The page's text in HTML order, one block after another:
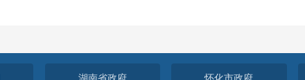
湖南省政府 怀化市政府